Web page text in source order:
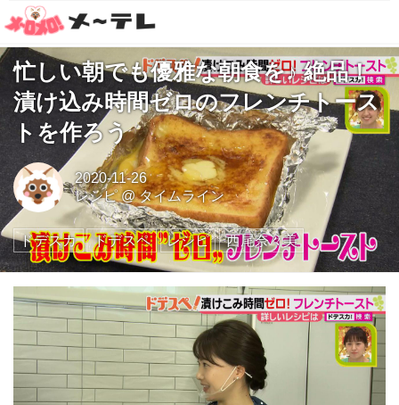
忙しい朝でも優雅な朝食を♪ 絶品！
漬け込み時間ゼロのフレンチトース
トを作ろう
2020-11-26
レシピ@タイムライン
ドデスカ ドデスペ レシピ 西尾奈々美